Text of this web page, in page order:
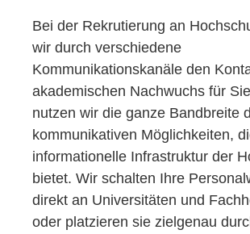
Bei der Rekrutierung an
wir durch verschiedene
Kommunikationskanäle den
akademischen Nachwuchs für
nutzen wir die ganze Bandbreite
kommunikativen Möglichkeiten,
informationelle Infrastruktur der
bietet. Wir schalten Ihre
direkt an Universitäten und
oder platzieren sie zielgenau